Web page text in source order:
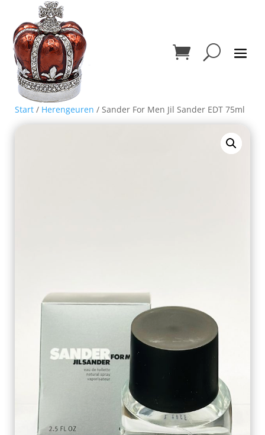
Start / Herengeuren / Sander For Men Jil Sander EDT 75ml